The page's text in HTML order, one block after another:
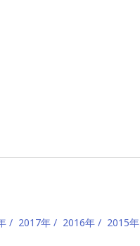
2017年 2016年 2015年